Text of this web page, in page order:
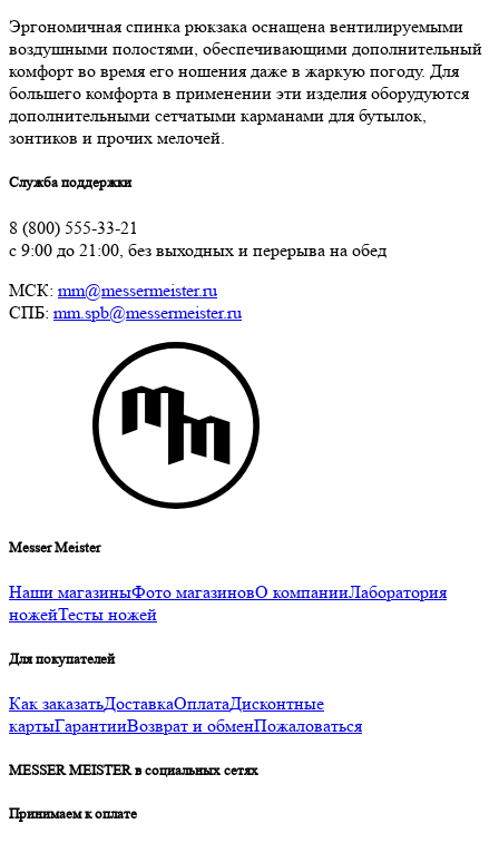
Эргономичная спинка рюкзака оснащена вентилируемыми
воздушными полостями, обеспечивающими дополнительный
комфорт во время его ношения даже в жаркую погоду. Для
большего комфорта в применении эти изделия оборудуются
дополнительными сетчатыми карманами для бутылок,
зонтиков и прочих мелочей.
Служба поддержки
8 (800) 555-33-21
с 9:00 до 21:00, без выходных и перерыва на обед
МСК: mm@messermeister.ru
СПБ: mm.spb@messermeister.ru
Messer Meister
Наши магазиныФото магазиновО компанииЛаборатория
ножейТесты ножей
Для покупателей
Как заказатьДоставкаОплатаДисконтные
картыГарантииВозврат и обменПожаловаться
MESSER MEISTER в социальных сетях
Принимаем к оплате